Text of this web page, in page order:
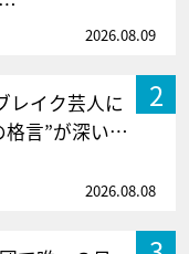
2026.08.09
2
レイク芸人に
格言”が深い…
2026.08.08